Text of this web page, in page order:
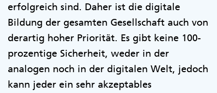
erfolgreich sind. Daher ist die digitale
Bildung der gesamten Gesellschaft auch von
derartig hoher Priorität. Es gibt keine 100-
prozentige Sicherheit, weder in der
analogen noch in der digitalen Welt, jedoch
kann jeder ein sehr akzeptables